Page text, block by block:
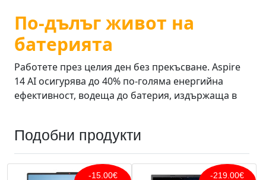
Подобни продукти
-15.00€ -219.00€